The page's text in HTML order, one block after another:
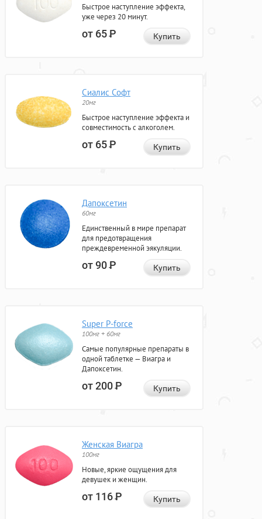
Быстрое наступление эффекта,
уже через 20 минут.
от 65Р Купить
Сиалис Софт
20мг
Быстрое наступление эффекта и
совместимость с алкоголем.
от 65Р Купить
Дапоксетин
60мг
Единственный в мире препарат
для предотвращения
преждевременной эякуляции.
от 90Р Купить
Super P-force
100мг + 60мг
Самые популярные препараты в
одной таблетке — Виагра и
Дапоксетин.
от 200Р Купить
Женская Виагра
100мг
Новые, яркие ощущения для
девушек и женщин.
от 116Р Купить